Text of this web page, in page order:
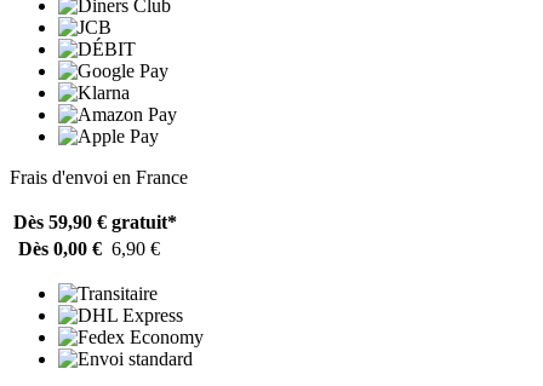
Frais d'envoi en France
Dès 59,90 € gratuit*
Dès 0,00 € 6,90 €